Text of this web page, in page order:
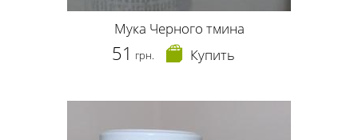
Мука Черного тмина
51 грн. Купить